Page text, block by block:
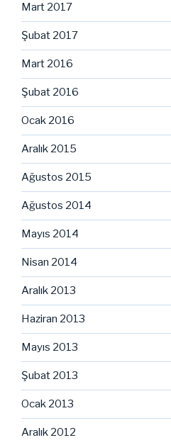
Mart 2017
Şubat 2017
Mart 2016
Şubat 2016
Ocak 2016
Aralık 2015
Ağustos 2015
Ağustos 2014
Mayıs 2014
Nisan 2014
Aralık 2013
Haziran 2013
Mayıs 2013
Şubat 2013
Ocak 2013
Aralık 2012